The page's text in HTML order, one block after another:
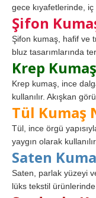
gece kıyafetlerinde, iç
Şifon
Şifon kumaş, hafif ve
bluz tasarımlarında
Krep
Krep kumaş, ince
kullanılır. Akışkan
Tül Kumaş
Tül, ince örgü
yaygın olarak
Saten
Saten, parlak yüzeyi
lüks tekstil